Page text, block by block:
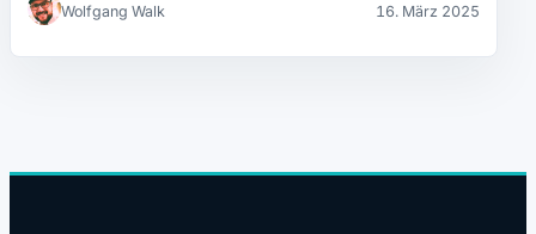
Wolfgang Walk 16. März 2025